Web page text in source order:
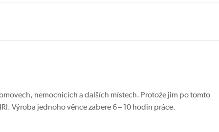
nemocnicích a dalších místech. Protože jim po tomto
Výroba jednoho věnce zabere 6 – 10 hodin práce.